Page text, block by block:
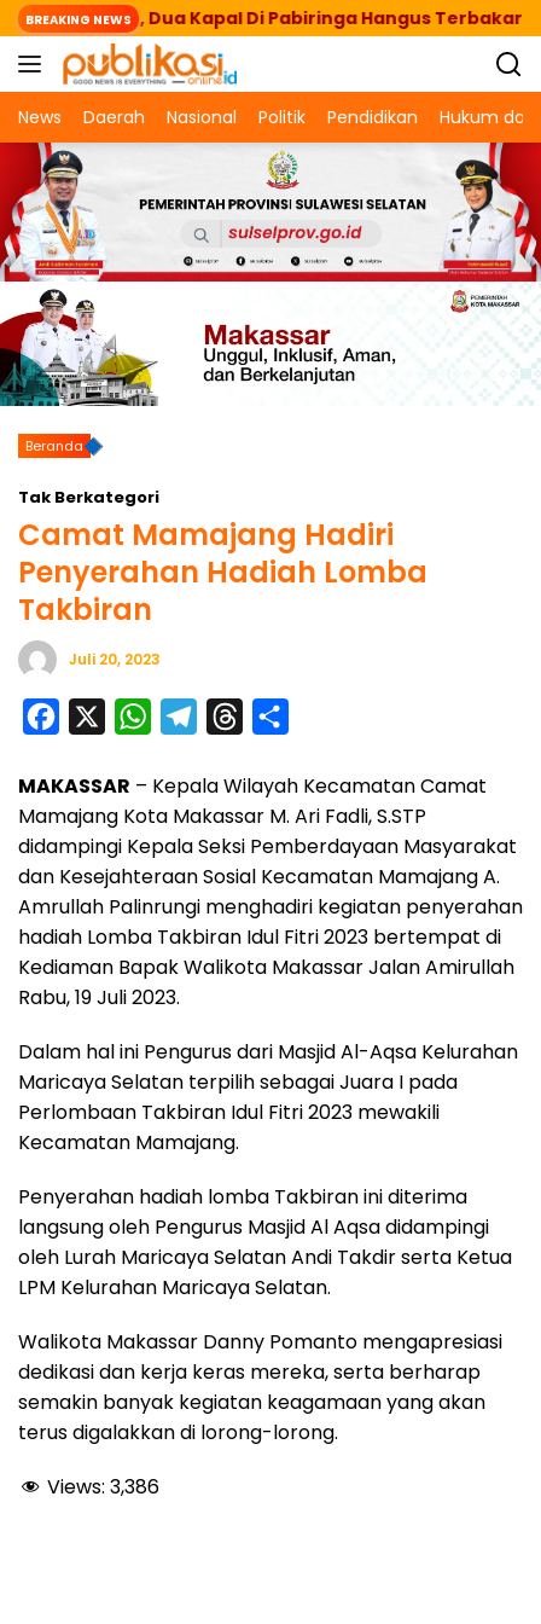
Langsung
ke
konten
BREAKING NEWS
Bersandar, Dua Kapal Di Pabiringa Hangus Terbakar
News Daerah Nasional Politik Pendidikan Hukum dan
Beranda
Tak Berkategori
Camat Mamajang Hadiri
Penyerahan Hadiah Lomba
Takbiran
Juli 20, 2023
c
e
b
o
o
k
W
a
t
s
A
p
p
l
e
g
r
a
m
r
e
a
d
s
a
r
e
MAKASSAR – Kepala Wilayah Kecamatan Camat
Mamajang Kota Makassar M. Ari Fadli, S.STP
didampingi Kepala Seksi Pemberdayaan Masyarakat
dan Kesejahteraan Sosial Kecamatan Mamajang A.
Amrullah Palinrungi menghadiri kegiatan penyerahan
hadiah Lomba Takbiran Idul Fitri 2023 bertempat di
Kediaman Bapak Walikota Makassar Jalan Amirullah
Rabu, 19 Juli 2023.
Dalam hal ini Pengurus dari Masjid Al-Aqsa Kelurahan
Maricaya Selatan terpilih sebagai Juara I pada
Perlombaan Takbiran Idul Fitri 2023 mewakili
Kecamatan Mamajang.
Penyerahan hadiah lomba Takbiran ini diterima
langsung oleh Pengurus Masjid Al Aqsa didampingi
oleh Lurah Maricaya Selatan Andi Takdir serta Ketua
LPM Kelurahan Maricaya Selatan.
Walikota Makassar Danny Pomanto mengapresiasi
dedikasi dan kerja keras mereka, serta berharap
semakin banyak kegiatan keagamaan yang akan
terus digalakkan di lorong-lorong.
Views: 3,386